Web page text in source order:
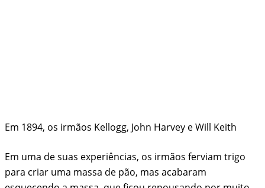
Em 1894, os irmãos Kellogg, John Harvey e Will Keith
Em uma de suas experiências, os irmãos ferviam trigo
para criar uma massa de pão, mas acabaram